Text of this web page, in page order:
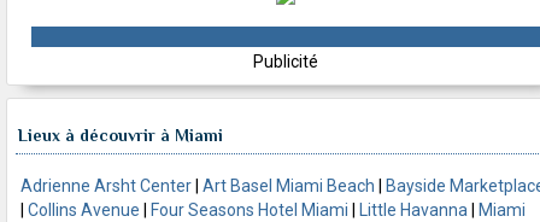
Publicité
Lieux à découvrir à Miami
Adrienne Arsht Center Art Basel Miami Beach
Bayside
Collins Avenue Four Seasons Hotel Miami Little Havanna
Miami